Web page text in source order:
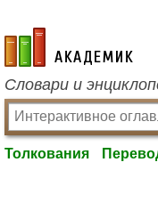
academic.ru
Словари и
Толкования